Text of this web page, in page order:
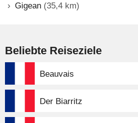
Gigean (35,4 km)
Beliebte Reiseziele
Beauvais
Der Biarritz